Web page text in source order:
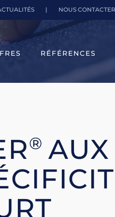
| NOUS CONTACTER
RÉFÉRENCES
® AUX